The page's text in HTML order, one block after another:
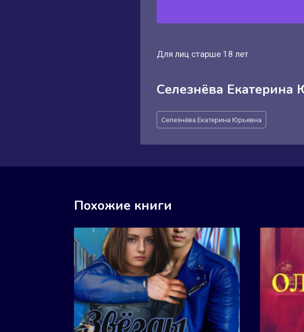
Для лиц старше 18 лет
Селезнёва Екатерина
Метки
записи:
Селезнёва Екатерина Юрьевна
Похожие книги